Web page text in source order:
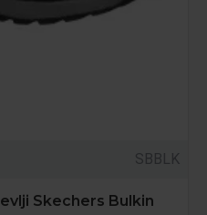
SBBLK
Skechers Bulkin